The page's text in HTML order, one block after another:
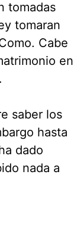
tomadas
tomaran
Cabe
en
saber los
hasta
dado
nada a